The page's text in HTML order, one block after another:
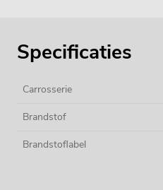
Specificaties
Carrosserie
Brandstof
Brandstoflabel